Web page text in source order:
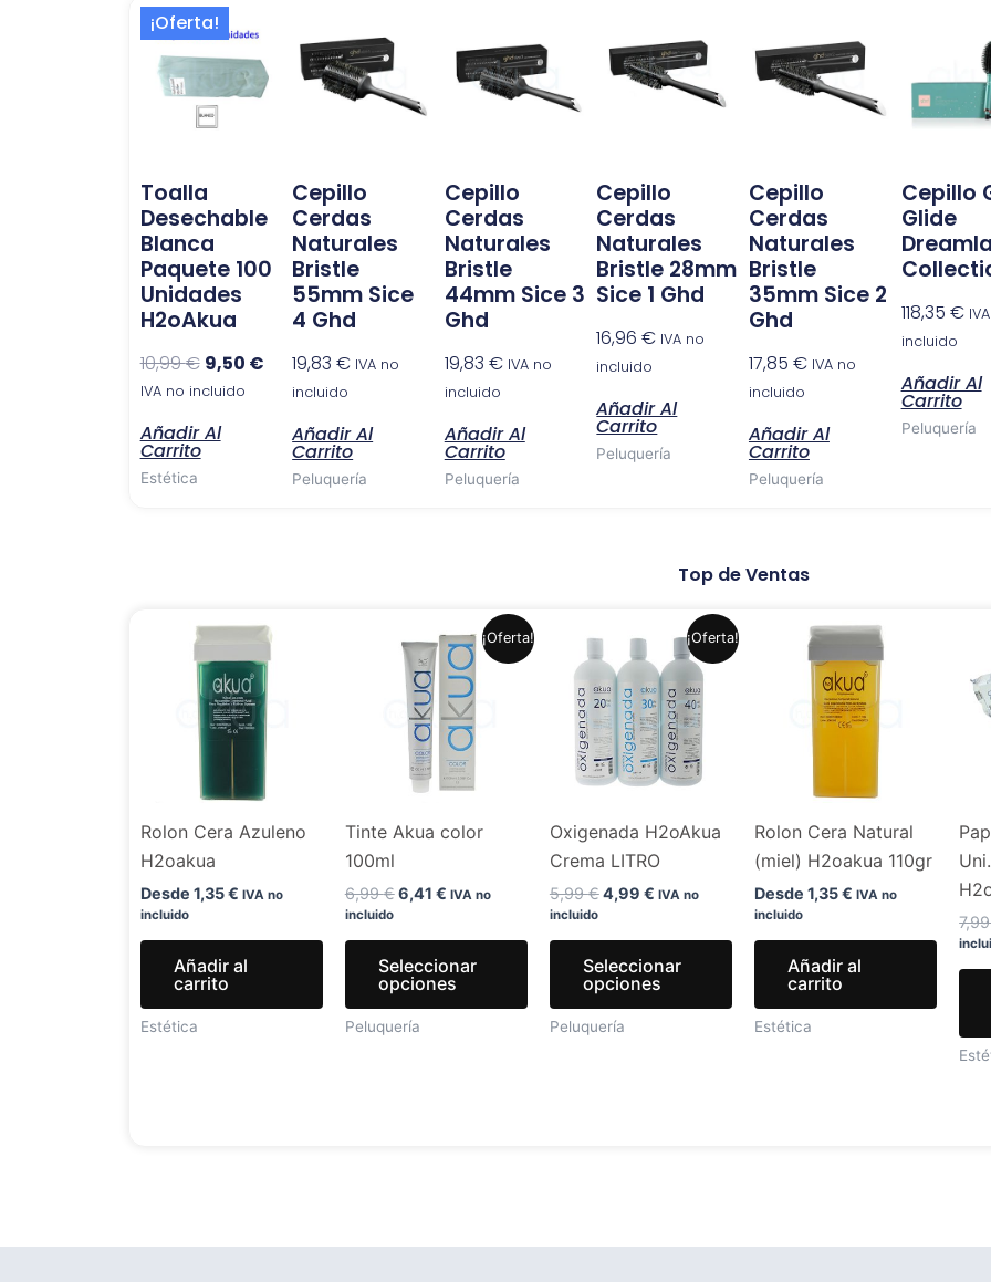
¡Oferta!
Toalla
Desechable
Blanca
Paquete 100
Unidades
H2oAkua
10,99€
El
precio
original
era:
10,99 €.
9,50 €
precio
actual
es:
IVA no incluido
Añadir Al
Carrito
Estética
Cepillo
Cerdas
Naturales
Bristle
55mm Sice
4 Ghd
19,83€ IVA no
incluido
Añadir Al
Carrito
Peluquería
Cepillo
Cerdas
Naturales
Bristle
44mm Sice 3
Ghd
19,83 € IVA no
incluido
Añadir Al
Carrito
Peluquería
Cepillo
Cerdas
Naturales
Bristle 28mm
Sice 1 Ghd
16,96€ IVA no
incluido
Añadir Al
Carrito
Peluquería
Cepillo
Cerdas
Naturales
Bristle
35mm Sice 2
Ghd
17,85 € IVA no
incluido
Añadir Al
Carrito
Peluquería
Cepillo
Glide
118,35 €
incluido
Añadir Al
Carrito
Peluquería
Top de Ventas
Rolon Cera Azuleno
H2oakua
Desde 1,35€ IVA no
incluido
Añadir al
carrito
Estética
¡Oferta!
Tinte Akua color
100ml
6,99€
precio
original
era:
6,99 €.
6,41 €
precio
actual
es:
6,41 €.
IVA no
incluido
Seleccionar
opciones
Este
producto
múltiples
variantes.
pueden
elegir
la
de
producto
Peluquería
¡Oferta!
Oxigenada H2oAkua
Crema LITRO
5,99€
precio
original
era:
5,99 €.
4,99 €
precio
actual
es:
4,99 €.
IVA no
incluido
Seleccionar
opciones
Este
producto
pueden
elegir
la
de
producto
Peluquería
Rolon Cera Natural
(miel) H2oakua 110gr
Desde 1,35€ IVA no
incluido
Añadir al
carrito
Estética